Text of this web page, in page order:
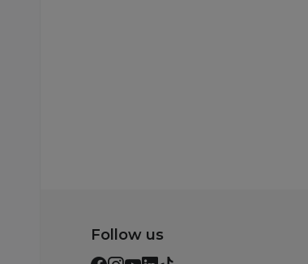
Follow us